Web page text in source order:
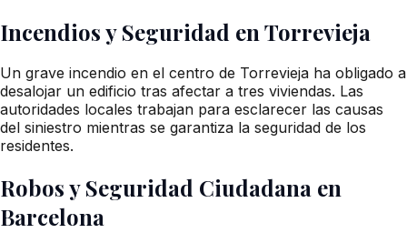
Incendios y Seguridad en Torrevieja
Un grave incendio en el centro de Torrevieja ha obligado a
desalojar un edificio tras afectar a tres viviendas. Las
autoridades locales trabajan para esclarecer las causas
del siniestro mientras se garantiza la seguridad de los
residentes.
Robos y Seguridad Ciudadana en
Barcelona